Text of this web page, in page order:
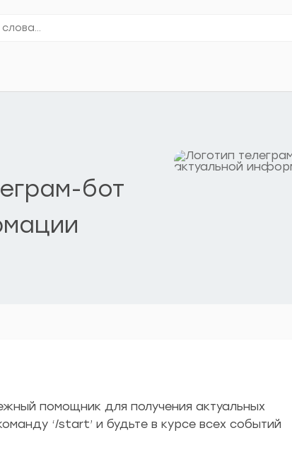
бот
помощник для получения актуальных
‘/start’ и будьте в курсе всех событий